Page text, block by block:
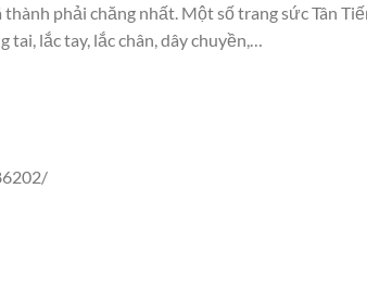
phải chăng nhất. Một số trang sức Tân
lắc tay, lắc chân, dây chuyền,…